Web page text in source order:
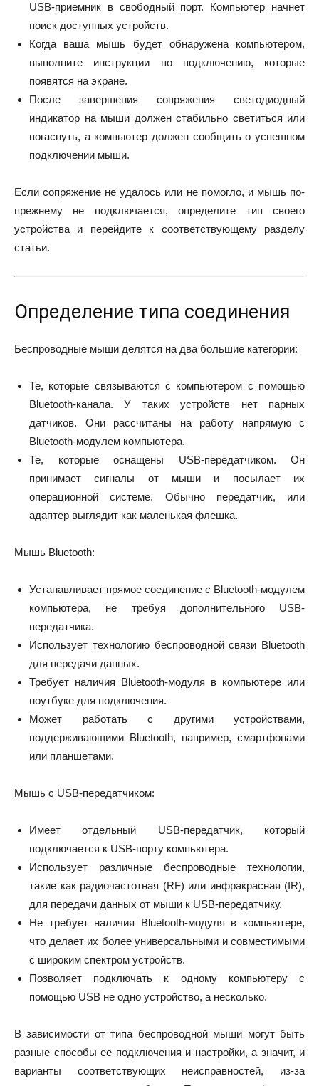
USB-приемник в свободный порт. Компьютер начнет
поиск доступных устройств.
Когда ваша мышь будет обнаружена компьютером,
выполните инструкции по подключению, которые
появятся на экране.
После завершения сопряжения светодиодный
индикатор на мыши должен стабильно светиться или
погаснуть, а компьютер должен сообщить о успешном
подключении мыши.
Если сопряжение не удалось или не помогло, и мышь по-
прежнему не подключается, определите тип своего
устройства и перейдите к соответствующему разделу
статьи.
Определение типа соединения
Беспроводные мыши делятся на два большие категории:
Те, которые связываются с компьютером с помощью
Bluetooth-канала. У таких устройств нет парных
датчиков. Они рассчитаны на работу напрямую с
Bluetooth-модулем компьютера.
Те, которые оснащены USB-передатчиком. Он
принимает сигналы от мыши и посылает их
операционной системе. Обычно передатчик, или
адаптер выглядит как маленькая флешка.
Мышь Bluetooth:
Устанавливает прямое соединение с Bluetooth-модулем
компьютера, не требуя дополнительного USB-
передатчика.
Использует технологию беспроводной связи Bluetooth
для передачи данных.
Требует наличия Bluetooth-модуля в компьютере или
ноутбуке для подключения.
Может работать с другими устройствами,
поддерживающими Bluetooth, например, смартфонами
или планшетами.
Мышь с USB-передатчиком:
Имеет отдельный USB-передатчик, который
подключается к USB-порту компьютера.
Использует различные беспроводные технологии,
такие как радиочастотная (RF) или инфракрасная (IR),
для передачи данных от мыши к USB-передатчику.
Не требует наличия Bluetooth-модуля в компьютере,
что делает их более универсальными и совместимыми
с широким спектром устройств.
Позволяет подключать к одному компьютеру с
помощью USB не одно устройство, а несколько.
В зависимости от типа беспроводной мыши могут быть
разные способы ее подключения и настройки, а значит, и
варианты соответствующих неисправностей, из-за